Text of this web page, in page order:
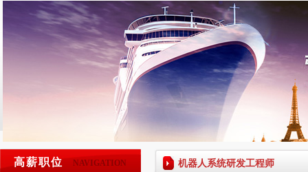
高薪职位 NAVIGATION 机器人系统研发工程师